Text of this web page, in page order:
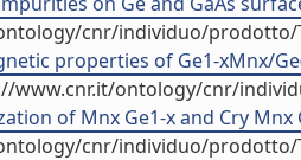
cnr/individuo/prodotto/
properties of Ge1-xMnx/
www.cnr.it/ontology/cnr/
of Mnx Ge1-x and Cry
cnr/individuo/prodotto/